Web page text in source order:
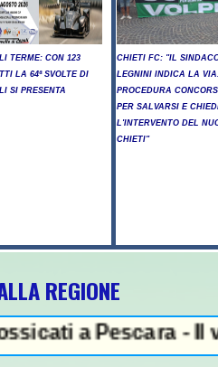
TERME: CON 123
LA 64ª SVOLTE DI
SI PRESENTA
CHIETI FC: "IL
LEGNINI INDICA LA
PROCEDURA
PER SALVARSI E
L'INTERVENTO DEL
CHIETI"
REGIONE
- Il vento
NEWS IN